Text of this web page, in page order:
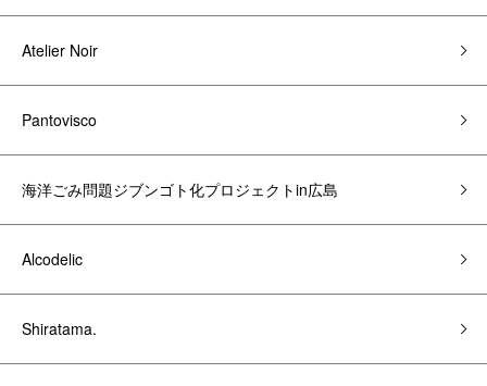
Atelier Noir
Pantovisco
海洋ごみ問題ジブンゴト化プロジェクトin広島
Alcodelic
Shiratama.